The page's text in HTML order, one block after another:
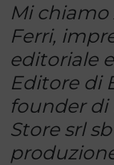
Mi chiamo
Ferri,
editoriale
Editore di
founder di
Store srl